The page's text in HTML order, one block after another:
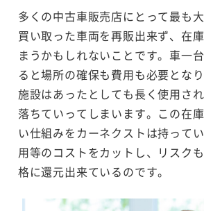
多くの中古車販売店にとって最も大
買い取った車両を再販出来ず、在
まうかもしれないことです。車一
ると場所の確保も費用も必要とな
施設はあったとしても長く使用さ
落ちていってしまいます。この在
い仕組みをカーネクストは持って
用等のコストをカットし、リスク
格に還元出来ているのです。